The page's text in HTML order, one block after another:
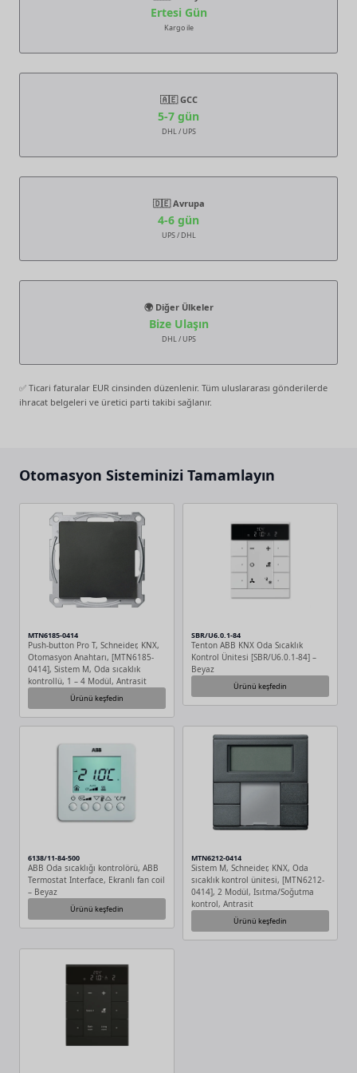
Ertesi Gün
Kargo ile
🇦🇪 GCC
5-7 gün
DHL / UPS
🇩🇪 Avrupa
4-6 gün
UPS / DHL
🌍 Diğer Ülkeler
Bize Ulaşın
DHL / UPS
✅ Ticari faturalar EUR cinsinden düzenlenir. Tüm uluslararası gönderilerde
ihracat belgeleri ve üretici parti takibi sağlanır.
Otomasyon Sisteminizi Tamamlayın
MTN6185-0414
Push-button Pro T, Schneider, KNX,
Otomasyon Anahtarı, [MTN6185-
0414], Sistem M, Oda sıcaklık
kontrollü, 1 – 4 Modül, Antrasit
Ürünü keşfedin
SBR/U6.0.1-84
Tenton ABB KNX Oda Sıcaklık
Kontrol Ünitesi [SBR/U6.0.1-84] –
Beyaz
Ürünü keşfedin
6138/11-84-500
ABB Oda sıcaklığı kontrolörü, ABB
Termostat Interface, Ekranlı fan coil
– Beyaz
Ürünü keşfedin
MTN6212-0414
Sistem M, Schneider, KNX, Oda
sıcaklık kontrol ünitesi, [MTN6212-
0414], 2 Modül, Isıtma/Soğutma
kontrol, Antrasit
Ürünü keşfedin